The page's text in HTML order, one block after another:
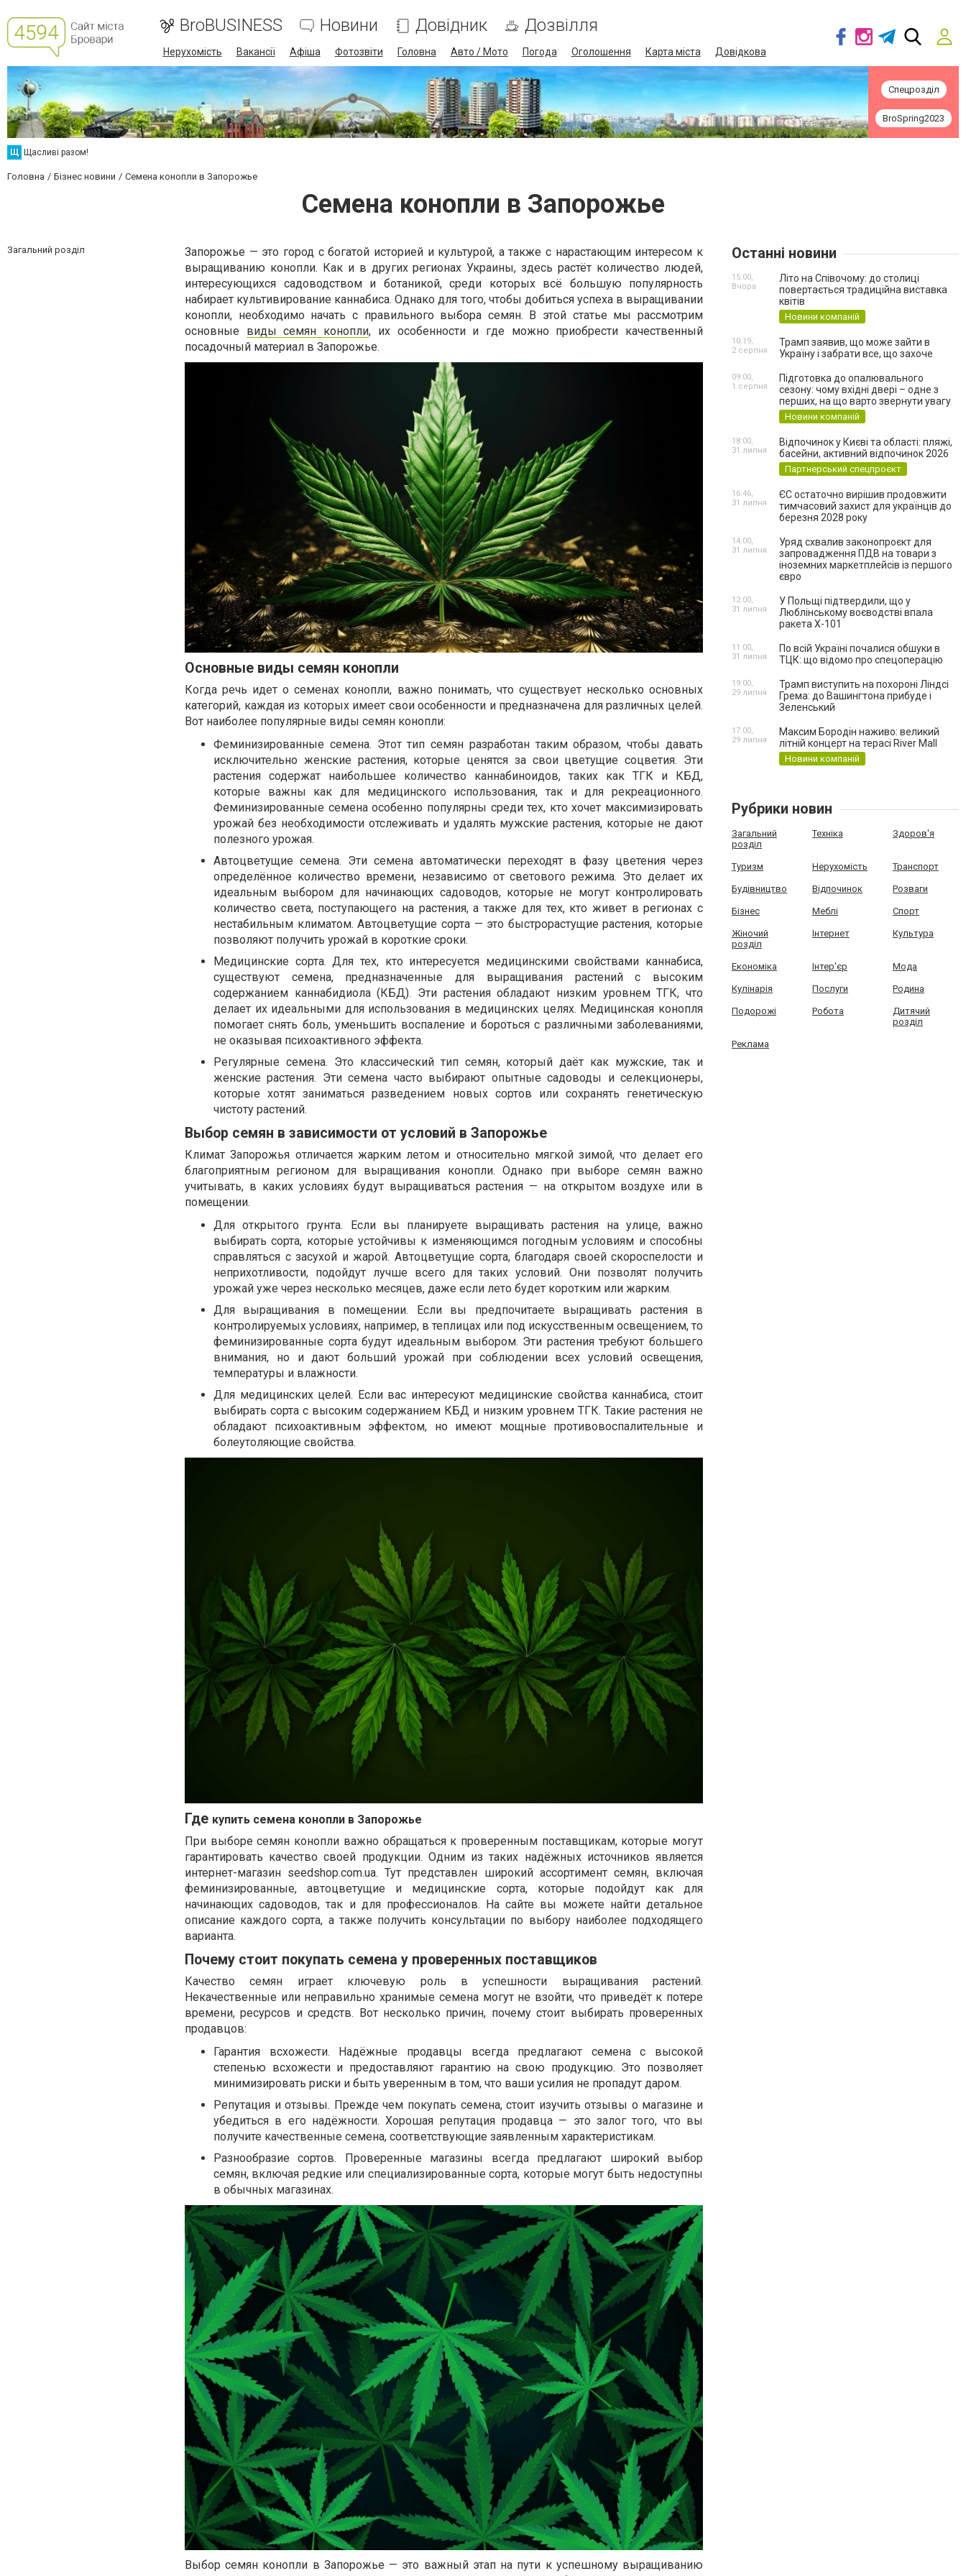
BroBUSINESS Новини Довідник Дозвілля
Нерухомість Вакансії Афіша Фотозвіти Головна Авто / Мото Погода Оголошення Карта міста Довідкова
Спецрозділ
BroSpring2023
Щ Щасливі разом!
Головна Бізнес новини Семена конопли в Запорожье
Семена конопли в Запорожье
Загальний розділ
Запорожье — это город с богатой историей и культурой, а также с нарастающим интересом к
выращиванию конопли. Как и в других регионах Украины, здесь растёт количество людей,
интересующихся садоводством и ботаникой, среди которых всё большую популярность
набирает культивирование каннабиса. Однако для того, чтобы добиться успеха в выращивании
конопли, необходимо начать с правильного выбора семян. В этой статье мы рассмотрим
основные виды семян конопли, их особенности и где можно приобрести качественный
посадочный материал в Запорожье.
Основные виды семян конопли
Когда речь идет о семенах конопли, важно понимать, что существует несколько основных
категорий, каждая из которых имеет свои особенности и предназначена для различных целей.
Вот наиболее популярные виды семян конопли:
Феминизированные семена. Этот тип семян разработан таким образом, чтобы давать
исключительно женские растения, которые ценятся за свои цветущие соцветия. Эти
растения содержат наибольшее количество каннабиноидов, таких как ТГК и КБД,
которые важны как для медицинского использования, так и для рекреационного.
Феминизированные семена особенно популярны среди тех, кто хочет максимизировать
урожай без необходимости отслеживать и удалять мужские растения, которые не дают
полезного урожая.
Автоцветущие семена. Эти семена автоматически переходят в фазу цветения через
определённое количество времени, независимо от светового режима. Это делает их
идеальным выбором для начинающих садоводов, которые не могут контролировать
количество света, поступающего на растения, а также для тех, кто живет в регионах с
нестабильным климатом. Автоцветущие сорта — это быстрорастущие растения, которые
позволяют получить урожай в короткие сроки.
Медицинские сорта. Для тех, кто интересуется медицинскими свойствами каннабиса,
существуют семена, предназначенные для выращивания растений с высоким
содержанием каннабидиола (КБД). Эти растения обладают низким уровнем ТГК, что
делает их идеальными для использования в медицинских целях. Медицинская конопля
помогает снять боль, уменьшить воспаление и бороться с различными заболеваниями,
не оказывая психоактивного эффекта.
Регулярные семена. Это классический тип семян, который даёт как мужские, так и
женские растения. Эти семена часто выбирают опытные садоводы и селекционеры,
которые хотят заниматься разведением новых сортов или сохранять генетическую
чистоту растений.
Выбор семян в зависимости от условий в Запорожье
Климат Запорожья отличается жарким летом и относительно мягкой зимой, что делает его
благоприятным регионом для выращивания конопли. Однако при выборе семян важно
учитывать, в каких условиях будут выращиваться растения — на открытом воздухе или в
помещении.
Для открытого грунта. Если вы планируете выращивать растения на улице, важно
выбирать сорта, которые устойчивы к изменяющимся погодным условиям и способны
справляться с засухой и жарой. Автоцветущие сорта, благодаря своей скороспелости и
неприхотливости, подойдут лучше всего для таких условий. Они позволят получить
урожай уже через несколько месяцев, даже если лето будет коротким или жарким.
Для выращивания в помещении. Если вы предпочитаете выращивать растения в
контролируемых условиях, например, в теплицах или под искусственным освещением, то
феминизированные сорта будут идеальным выбором. Эти растения требуют большего
внимания, но и дают больший урожай при соблюдении всех условий освещения,
температуры и влажности.
Для медицинских целей. Если вас интересуют медицинские свойства каннабиса, стоит
выбирать сорта с высоким содержанием КБД и низким уровнем ТГК. Такие растения не
обладают психоактивным эффектом, но имеют мощные противовоспалительные и
болеутоляющие свойства.
Где купить семена конопли в Запорожье
При выборе семян конопли важно обращаться к проверенным поставщикам, которые могут
гарантировать качество своей продукции. Одним из таких надёжных источников является
интернет-магазин seedshop.com.ua. Тут представлен широкий ассортимент семян, включая
феминизированные, автоцветущие и медицинские сорта, которые подойдут как для
начинающих садоводов, так и для профессионалов. На сайте вы можете найти детальное
описание каждого сорта, а также получить консультации по выбору наиболее подходящего
варианта.
Почему стоит покупать семена у проверенных поставщиков
Качество семян играет ключевую роль в успешности выращивания растений.
Некачественные или неправильно хранимые семена могут не взойти, что приведёт к потере
времени, ресурсов и средств. Вот несколько причин, почему стоит выбирать проверенных
продавцов:
Гарантия всхожести. Надёжные продавцы всегда предлагают семена с высокой
степенью всхожести и предоставляют гарантию на свою продукцию. Это позволяет
минимизировать риски и быть уверенным в том, что ваши усилия не пропадут даром.
Репутация и отзывы. Прежде чем покупать семена, стоит изучить отзывы о магазине и
убедиться в его надёжности. Хорошая репутация продавца — это залог того, что вы
получите качественные семена, соответствующие заявленным характеристикам.
Разнообразие сортов. Проверенные магазины всегда предлагают широкий выбор
семян, включая редкие или специализированные сорта, которые могут быть недоступны
в обычных магазинах.
Выбор семян конопли в Запорожье — это важный этап на пути к успешному выращиванию
Останні новини
Літо на Співочому: до столиці
повертається традиційна виставка
квітів
Новини компаній
15:00,
Вчора
Трамп заявив, що може зайти в
Україну і забрати все, що захоче
10:19,
2 серпня
Підготовка до опалювального
сезону: чому вхідні двері – одне з
перших, на що варто звернути увагу
Новини компаній
09:00,
1 серпня
Відпочинок у Києві та області: пляжі,
басейни, активний відпочинок 2026
Партнерський спецпроєкт
18:00,
31 липня
ЄС остаточно вирішив продовжити
тимчасовий захист для українців до
березня 2028 року
16:46,
31 липня
Уряд схвалив законопроєкт для
запровадження ПДВ на товари з
іноземних маркетплейсів із першого
євро
14:00,
31 липня
У Польщі підтвердили, що у
Люблінському воєводстві впала
ракета Х-101
12:00,
31 липня
По всій Україні почалися обшуки в
ТЦК: що відомо про спецоперацію
11:00,
31 липня
Трамп виступить на похороні Ліндсі
Грема: до Вашингтона прибуде і
Зеленський
19:00,
29 липня
Максим Бородін наживо: великий
літній концерт на терасі River Mall
Новини компаній
17:00,
29 липня
Рубрики новин
Загальний
розділ
Техніка Здоров'я
Туризм Нерухомість Транспорт
Будівництво Відпочинок Розваги
Бізнес Меблі Спорт
Жіночий
розділ
Інтернет Культура
Економіка Інтер'єр Мода
Кулінарія Послуги Родина
Подорожі Робота
Дитячий
розділ
Реклама